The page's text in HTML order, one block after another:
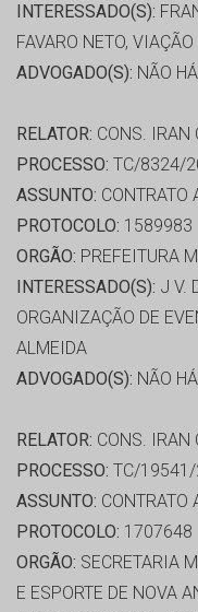
INTERESSADO(S):
FAVARO NETO,
ADVOGADO(S): NÃO HÁ
RELATOR: CONS. IRAN
PROCESSO: TC/8324/
ASSUNTO: CONTRATO
PROTOCOLO: 1589983
ORGÃO: PREFEITURA
INTERESSADO(S): J V.
ORGANIZAÇÃO DE
ALMEIDA
ADVOGADO(S): NÃO HÁ
RELATOR: CONS. IRAN
PROCESSO: TC/
ASSUNTO: CONTRATO
PROTOCOLO: 1707648
ORGÃO: SECRETARIA
E ESPORTE DE NOVA